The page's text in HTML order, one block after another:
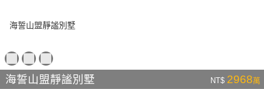
海誓山盟靜謐別墅 NT$ 2968萬